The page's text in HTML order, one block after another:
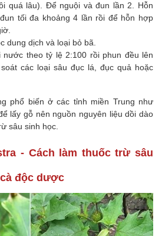
quá lâu). Để nguội và đun lần 2. Hỗn
tối đa khoảng 4 lần rồi để hỗn hợp
dung dịch và loại bỏ bã.
nước theo tỷ lệ 2:100 rồi phun đều lên
các loại sâu đục lá, đục quả hoặc
phổ biến ở các tỉnh miền Trung như
lấy gỗ nên nguồn nguyên liệu dồi dào
sâu sinh học.
- Cách làm thuốc trừ sâu
độc dược